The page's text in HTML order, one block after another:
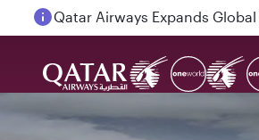
Passengers flying between